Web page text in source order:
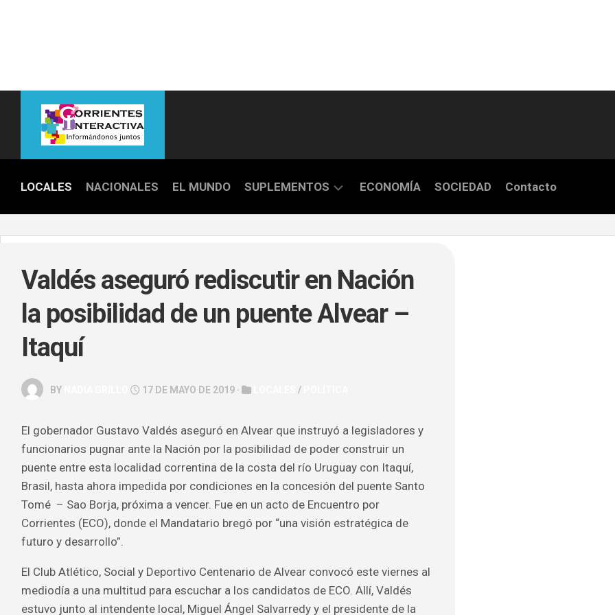
LOCALES NACIONALES EL MUNDO SUPLEMENTOS
DEPORTES
GALERÍA
SALUD
BELLEZA
ECONOMÍA SOCIEDAD Contacto
Valdés aseguró rediscutir en Nación
la posibilidad de un puente Alvear –
Itaquí
BY 17 DE MAYO DE 2019 · /
El gobernador Gustavo Valdés aseguró en Alvear que instruyó a legisladores y
funcionarios pugnar ante la Nación por la posibilidad de poder construir un
puente entre esta localidad correntina de la costa del río Uruguay con Itaquí,
Brasil, hasta ahora impedida por condiciones en la concesión del puente Santo
Tomé – Sao Borja, próxima a vencer. Fue en un acto de Encuentro por
Corrientes (ECO), donde el Mandatario bregó por “una visión estratégica de
futuro y desarrollo”.
El Club Atlético, Social y Deportivo Centenario de Alvear convocó este viernes al
mediodía a una multitud para escuchar a los candidatos de ECO. Allí, Valdés
estuvo junto al intendente local, Miguel Ángel Salvarredy y el presidente de la